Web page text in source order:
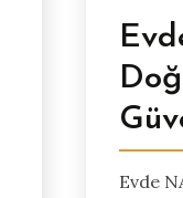
Evde